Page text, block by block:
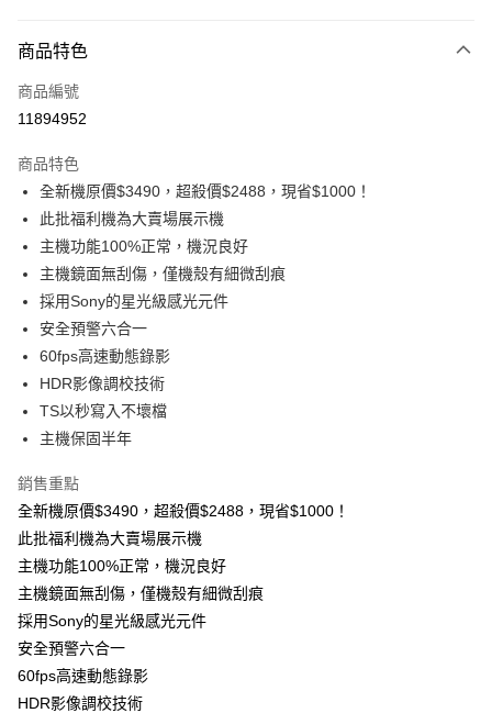
信用卡一次付款
信用卡分期付款
合作金庫商業銀行
華南商業銀行
彰化商業銀行
上海商業儲蓄銀行
國泰世華商業銀行
臺灣中小企業銀行
台中商業銀行
匯豐（台灣）商業銀行
聯邦商業銀行
元大商業銀行
玉山商業銀行
台新國際商業銀行
台灣樂天信用卡公司
超商取貨付款
LINE Pay
Apple Pay
街口支付
Google Pay
運送方式
全家付款取貨
每筆NT$65，滿NT$699(含以上)免運費
付款後全家取貨
每筆NT$65，滿NT$699(含以上)免運費
萊爾富取貨付款
每筆NT$65，滿NT$699(含以上)免運費
商品特色
商品編號
11894952
商品特色
全新機原價$3490，超殺價$2488，現省$1000！
此批福利機為大賣場展示機
主機功能100%正常，機況良好
主機鏡面無刮傷，僅機殼有細微刮痕
採用Sony的星光級感光元件
安全預警六合一
60fps高速動態錄影
HDR影像調校技術
TS以秒寫入不壞檔
主機保固半年
銷售重點
全新機原價$3490，超殺價$2488，現省$1000！
此批福利機為大賣場展示機
主機功能100%正常，機況良好
主機鏡面無刮傷，僅機殼有細微刮痕
採用Sony的星光級感光元件
安全預警六合一
60fps高速動態錄影
HDR影像調校技術